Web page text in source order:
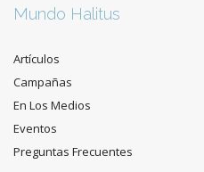
Mundo Halitus
Artículos
Campañas
En Los Medios
Eventos
Preguntas Frecuentes